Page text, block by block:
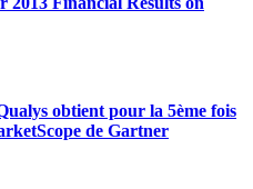
obtient pour la 5ème fois
de Gartner